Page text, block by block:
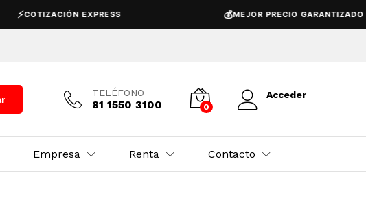
COTIZACIÓN EXPRESS MEJOR PRECIO GARANTIZADO
TELÉFONO
81 1550 3100 0
Acceder
Empresa Renta Contacto